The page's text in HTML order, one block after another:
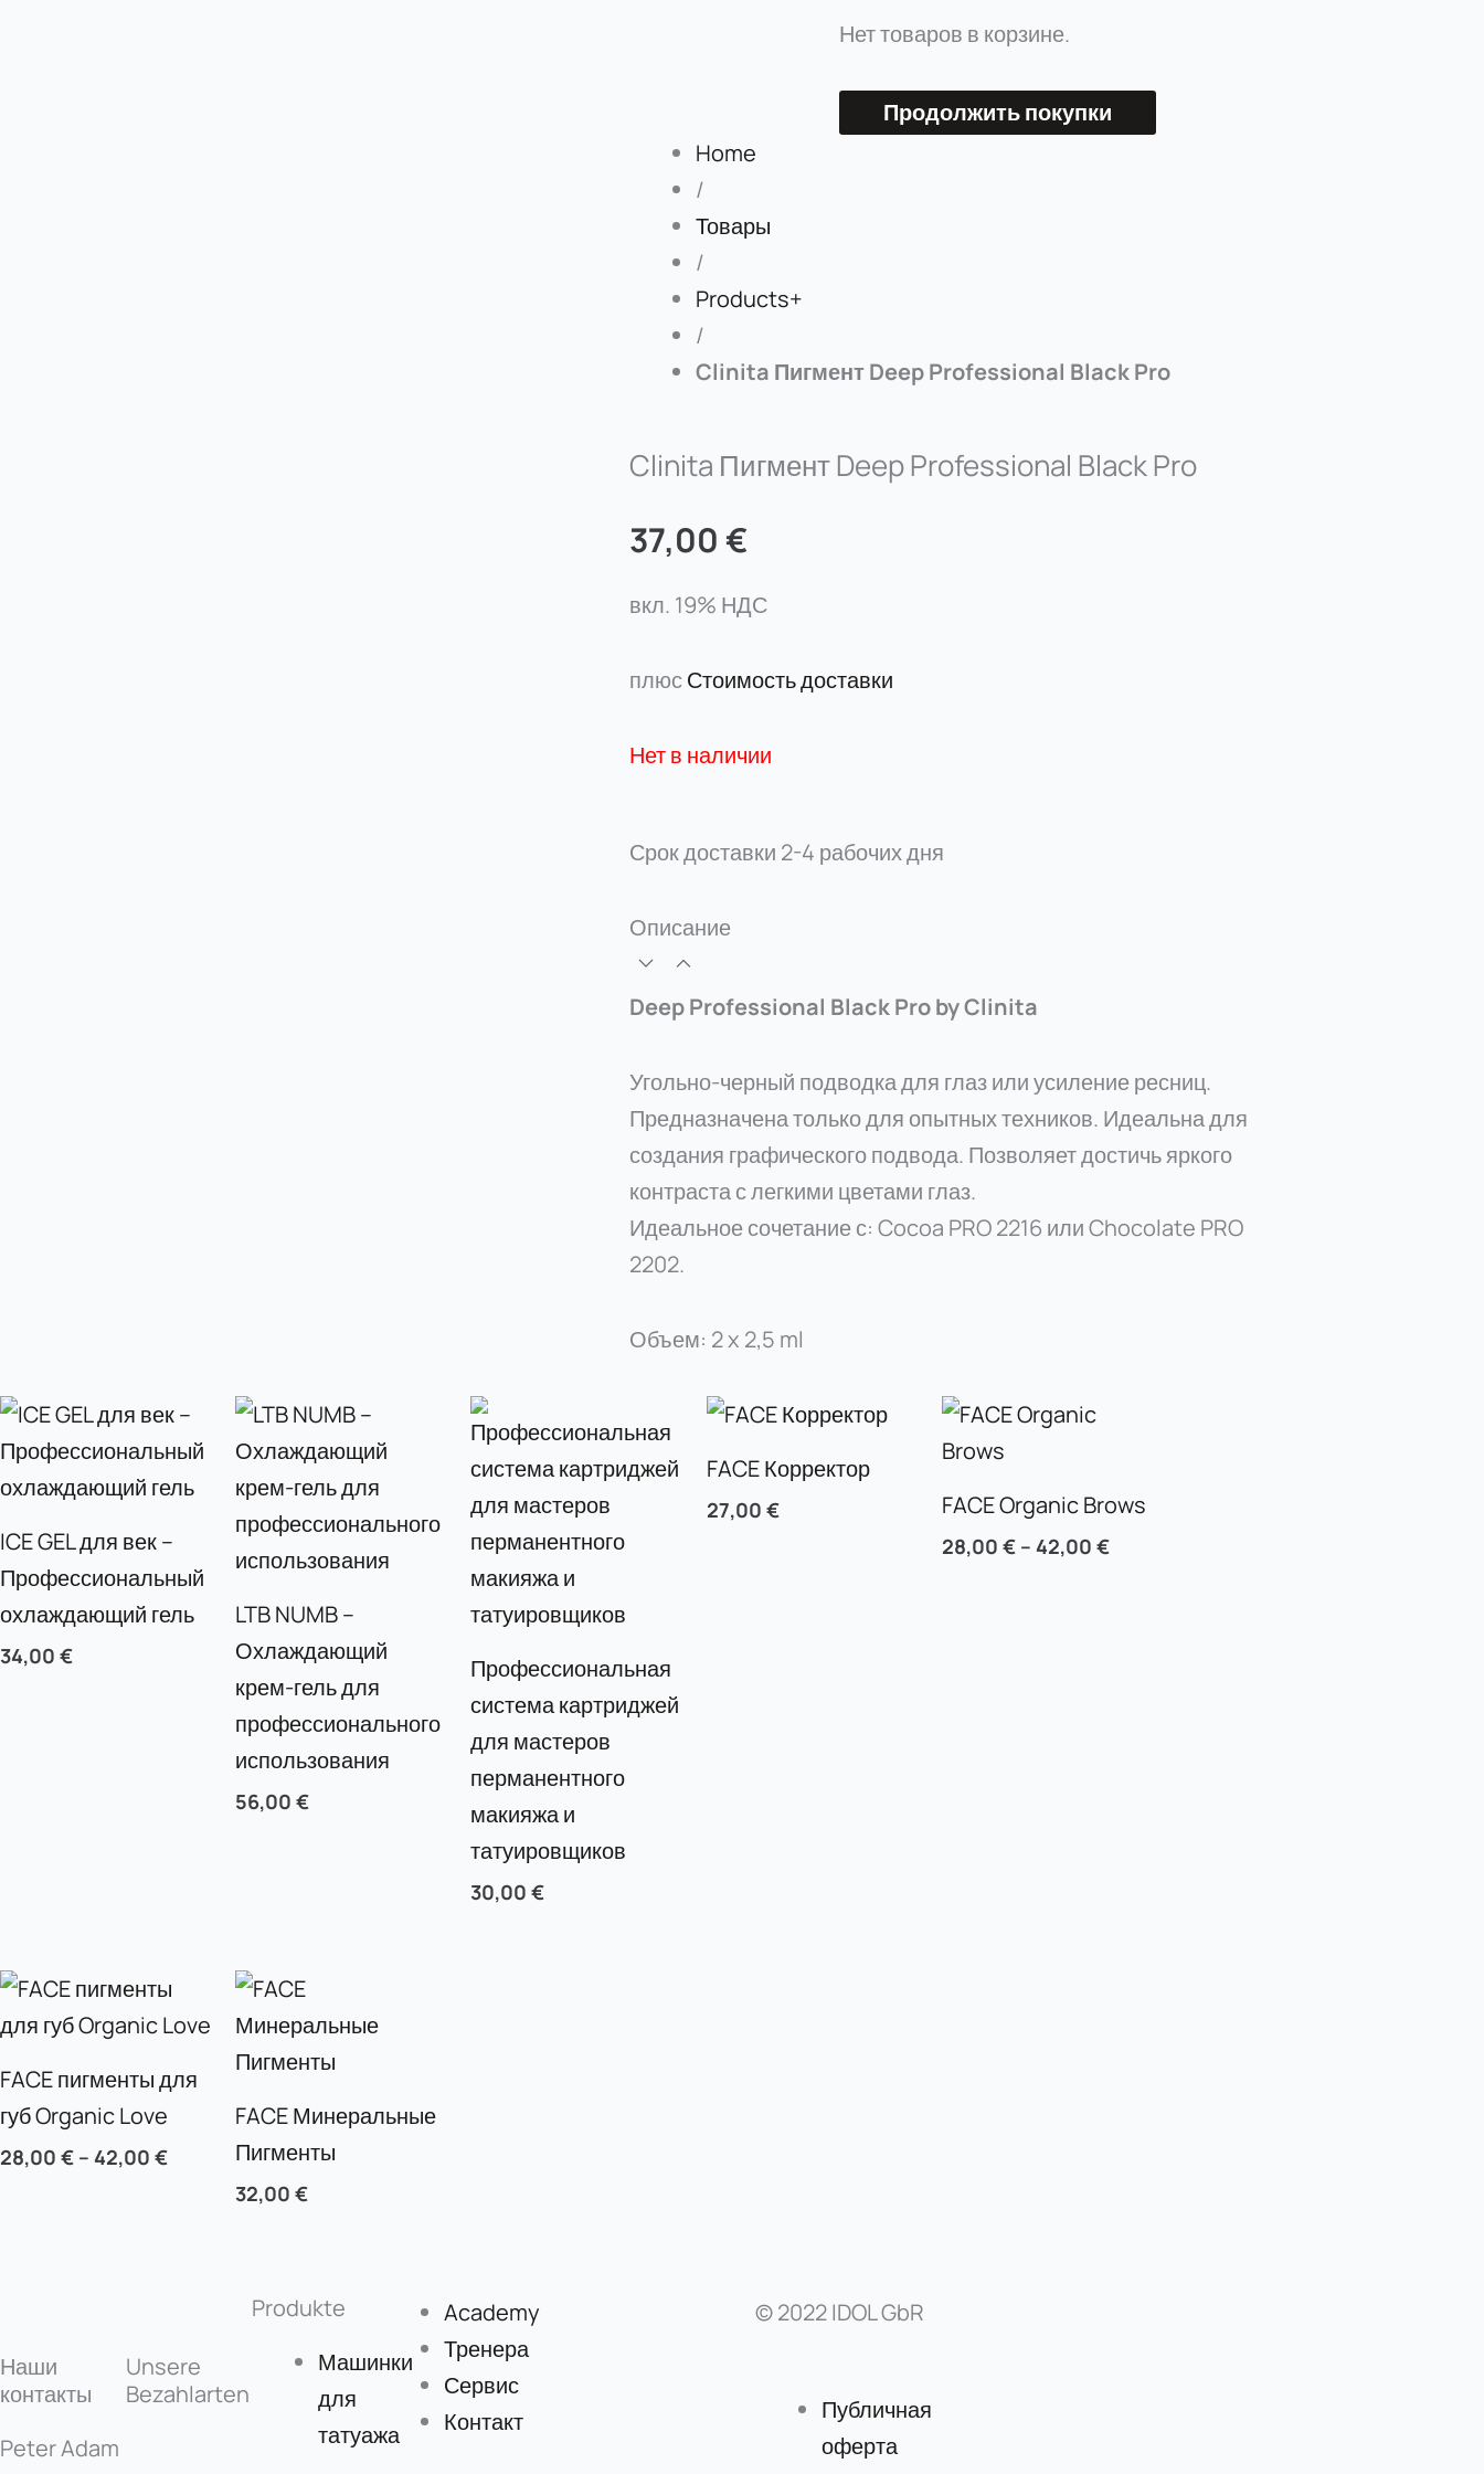
Нет товаров в корзине.
Продолжить покупки
Home
/
Товары
/
Products+
/
Clinita Пигмент Deep Professional Black Pro
Clinita Пигмент Deep Professional Black Pro
37,00 €
вкл. 19% НДС
плюсСтоимость доставки
Нет в наличии
Срок доставки 2-4 рабочих дня
Описание
Deep Professional Black Pro by Clinita
Угольно-черный подводка для глаз или усиление ресниц.
Предназначена только для опытных техников. Идеальна для
создания графического подвода. Позволяет достичь яркого
контраста с легкими цветами глаз.
Идеальное сочетание с: Cocoa PRO 2216 или Chocolate PRO
2202.
Объем: 2 x 2,5 ml
ICE GEL для век –
Профессиональный
охлаждающий гель
34,00 €
LTB NUMB –
Охлаждающий
крем-гель для
профессионального
использования
56,00€
Профессиональная
система картриджей
для мастеров
перманентного
макияжа и
татуировщиков
30,00€
FACE Корректор
27,00 € FACE Organic Brows
28,00 €– 42,00 €
FACE пигменты для
губ Organic Love
28,00 € – 42,00 €
FACE Минеральные
Пигменты
32,00€
Наши
контакты
Peter Adam
Unsere
Bezahlarten
Produkte
Машинки
для
татуажа
Academy
Тренера
Сервис
Контакт
© 2022 IDOL GbR
Публичная
оферта